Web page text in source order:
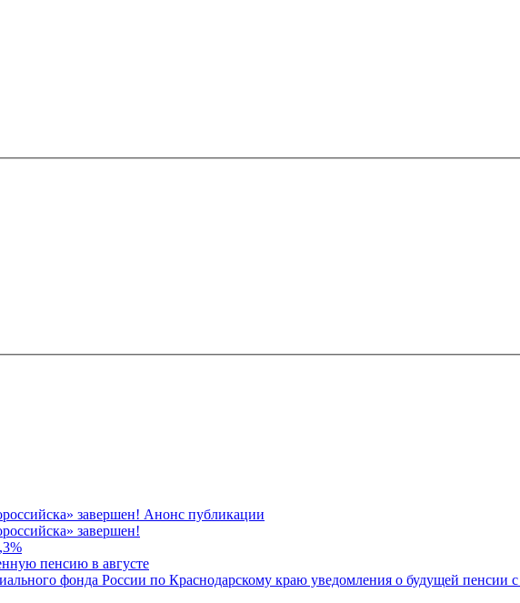
завершен! Анонс публикации
завершен!
пенсию в августе
фонда России по Краснодарскому краю уведомления о будущей пенсии с